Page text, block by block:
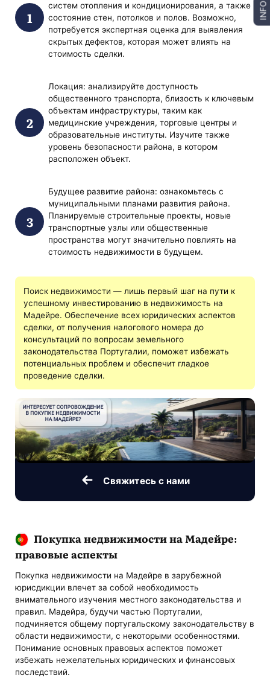
систем отопления и кондиционирования, а также
состояние стен, потолков и полов. Возможно,
потребуется экспертная оценка для выявления
скрытых дефектов, которая может влиять на
стоимость сделки.
Локация: анализируйте доступность
общественного транспорта, близость к ключевым
объектам инфраструктуры, таким как
медицинские учреждения, торговые центры и
образовательные институты. Изучите также
уровень безопасности района, в котором
расположен объект.
Будущее развитие района: ознакомьтесь с
муниципальными планами развития района.
Планируемые строительные проекты, новые
транспортные узлы или общественные
пространства могут значительно повлиять на
стоимость недвижимости в будущем.
Поиск недвижимости — лишь первый шаг на пути к
успешному инвестированию в недвижимость на
Мадейре. Обеспечение всех юридических аспектов
сделки, от получения налогового номера до
консультаций по вопросам земельного
законодательства Португалии, поможет избежать
потенциальных проблем и обеспечит гладкое
проведение сделки.
Свяжитесь с нами
Покупка недвижимости на Мадейре:
правовые аспекты
Покупка недвижимости на Мадейре в зарубежной
юрисдикции влечет за собой необходимость
внимательного изучения местного законодательства и
правил. Мадейра, будучи частью Португалии,
подчиняется общему португальскому законодательству в
области недвижимости, с некоторыми особенностями.
Понимание основных правовых аспектов поможет
избежать нежелательных юридических и финансовых
последствий.
INFO